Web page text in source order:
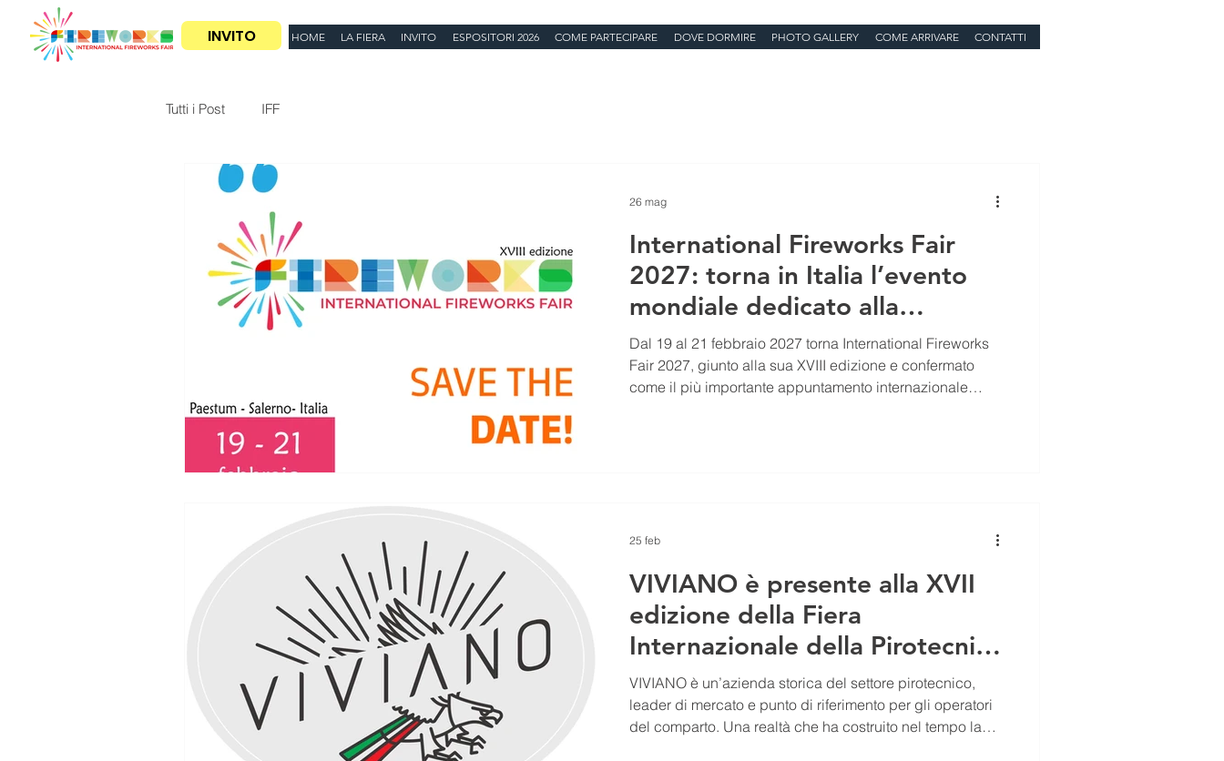
HOME LA FIERA INVITO ESPOSITORI 2026 COME PARTECIPARE DOVE DORMIRE PHOTO GALLERY COME ARRIVARE CONTATTI
INVITO
Tutti i Post IFF
International Fireworks Fair
2027: torna in Italia l’evento
mondiale dedicato alla
pirotecnica
Dal 19 al 21 febbraio 2027 torna International Fireworks
Fair 2027, giunto alla sua XVIII edizione e confermato
come il più importante appuntamento internazionale
26 mag
VIVIANO è presente alla XVII
edizione della Fiera
Internazionale della Pirotecnia
di Paestum (SA) dal 27 febbraio
al 1 marzo 2026 – Stand A14
VIVIANO è un’azienda storica del settore pirotecnico,
leader di mercato e punto di riferimento per gli operatori
del comparto. Una realtà che ha costruito nel tempo la
25 feb